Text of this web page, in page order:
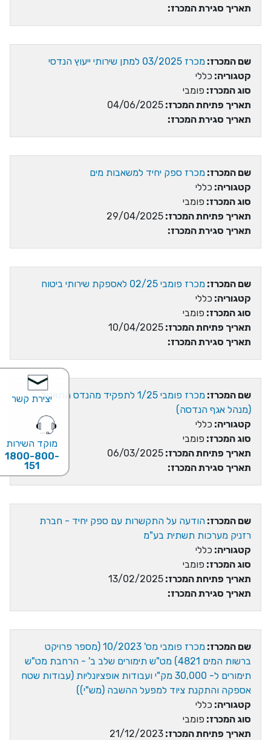
יצירת קשר
מוקד השירות
1800-800-
151
תאריך סגירת המכרז:
שם המכרז: מכרז 03/2025 למתן שירותי ייעוץ הנדסי
קטגוריה: כללי
סוג המכרז: פומבי
תאריך פתיחת המכרז: 04/06/2025
תאריך סגירת המכרז:
שם המכרז: מכרז ספק יחיד למשאבות מים
קטגוריה: כללי
סוג המכרז: פומבי
תאריך פתיחת המכרז: 29/04/2025
תאריך סגירת המכרז:
שם המכרז: מכרז פומבי 02/25 לאספקת שירותי ביטוח
קטגוריה: כללי
סוג המכרז: פומבי
תאריך פתיחת המכרז: 10/04/2025
תאריך סגירת המכרז:
שם המכרז:
מכרז פומבי 1/25 לתפקיד מהנדס התאגיד
(מנהל אגף הנדסה)
קטגוריה: כללי
סוג המכרז: פומבי
תאריך פתיחת המכרז: 06/03/2025
תאריך סגירת המכרז:
שם המכרז: הודעה על התקשרות עם ספק יחיד - חברת
רזניק מערכות תשתית בע"מ
קטגוריה: כללי
סוג המכרז: פומבי
תאריך פתיחת המכרז: 13/02/2025
תאריך סגירת המכרז:
שם המכרז:
מכרז פומבי מס' 10/2023 (מספר פרויקט
ברשות המים 4821) מט"ש תימורים שלב ב' - הרחבת מט"ש
תימורים ל- 30,000 מק"י ועבודות אופציונליות (עבודות שטח
אספקה והתקנת ציוד למפעל ההשבה (מש"י))
קטגוריה: כללי
סוג המכרז: פומבי
תאריך פתיחת המכרז: 21/12/2023